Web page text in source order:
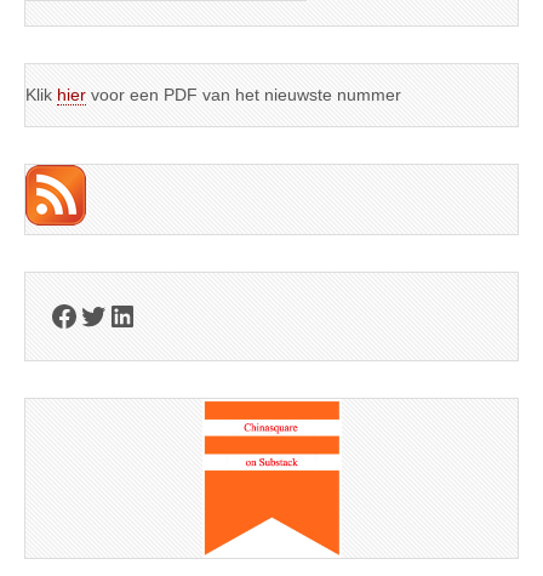
Klik hier voor een PDF van het nieuwste nummer
Facebook
Twitter
LinkedIn